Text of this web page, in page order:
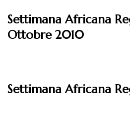
Settimana Africana
Ottobre 2010
Settimana Africana